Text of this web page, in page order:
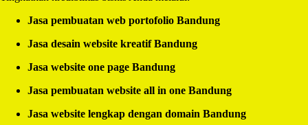
Jasa pembuatan web portofolio Bandung
Jasa desain website kreatif Bandung
Jasa website one page Bandung
Jasa pembuatan website all in one Bandung
Jasa website lengkap dengan domain Bandung